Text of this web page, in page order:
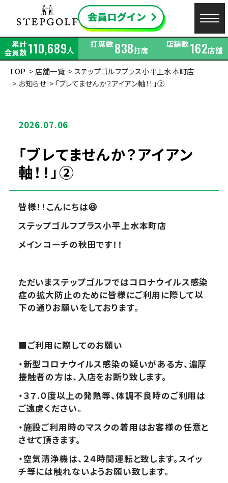
累計
会員数110,689人
打席数838打席
店舗数162店舗
TOP
店舗一覧
ステップゴルフプラス小平上水本町店
お知らせ
「ブレてませんか？アイアン軸！！」②
2026.07.06
「ブレてませんか？アイアン
軸！！」②
皆様！！こんにちは😆
ステップゴルフプラス小平上水本町店
メインコーチの秋田です！！
ただいまステップゴルフではコロナウイルス感染
症の拡大防止のために皆様にご利用に際して以
下の通りお願いをしております。
■ご利用に際してのお願い
・新型コロナウイルス感染の疑いがある方、濃厚
接触者の方は、入店をお断り致します。
・３７.０度以上の発熱等、体調不良時のご利用は
ご遠慮ください。
・施設ご利用時のマスクの着用はお客様の任意と
させて頂きます。
・空気清浄機は、２４時間運転と致します。スイッ
チ等には触れないようお願い致します。